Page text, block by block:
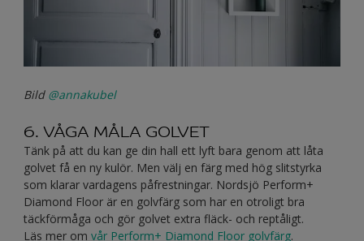
Bild @annakubel
6. VÅGA MÅLA GOLVET
Tänk på att du kan ge din hall ett lyft bara genom att låta
golvet få en ny kulör. Men välj en färg med hög slitstyrka
som klarar vardagens påfrestningar. Nordsjö Perform+
Diamond Floor är en golvfärg som har en otroligt bra
täckförmåga och gör golvet extra fläck- och reptåligt.
Läs mer om vår Perform+ Diamond Floor golvfärg.